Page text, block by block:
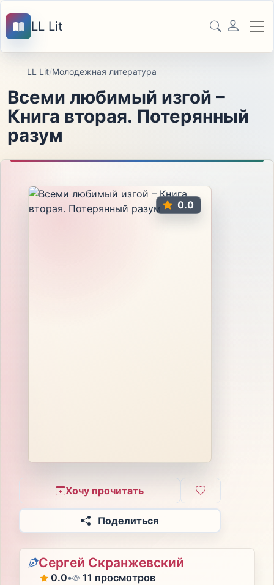
LL Lit
LL Lit/Молодежная литература
Всеми любимый изгой –
Книга вторая. Потерянный
разум
0.0
Хочу прочитать
Поделиться
Сергей Скранжевский
0.0• 11 просмотров